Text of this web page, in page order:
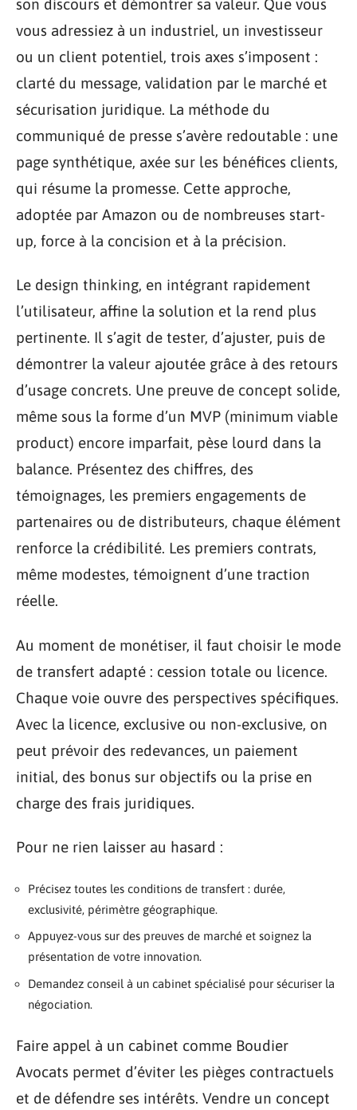
son discours et démontrer sa valeur. Que vous
vous adressiez à un industriel, un investisseur
ou un client potentiel, trois axes s’imposent :
clarté du message, validation par le marché et
sécurisation juridique. La méthode du
communiqué de presse s’avère redoutable : une
page synthétique, axée sur les bénéfices clients,
qui résume la promesse. Cette approche,
adoptée par Amazon ou de nombreuses start-
up, force à la concision et à la précision.
Le design thinking, en intégrant rapidement
l’utilisateur, affine la solution et la rend plus
pertinente. Il s’agit de tester, d’ajuster, puis de
démontrer la valeur ajoutée grâce à des retours
d’usage concrets. Une preuve de concept solide,
même sous la forme d’un MVP (minimum viable
product) encore imparfait, pèse lourd dans la
balance. Présentez des chiffres, des
témoignages, les premiers engagements de
partenaires ou de distributeurs, chaque élément
renforce la crédibilité. Les premiers contrats,
même modestes, témoignent d’une traction
réelle.
Au moment de monétiser, il faut choisir le mode
de transfert adapté : cession totale ou licence.
Chaque voie ouvre des perspectives spécifiques.
Avec la licence, exclusive ou non-exclusive, on
peut prévoir des redevances, un paiement
initial, des bonus sur objectifs ou la prise en
charge des frais juridiques.
Pour ne rien laisser au hasard :
Précisez toutes les conditions de transfert : durée,
exclusivité, périmètre géographique.
Appuyez-vous sur des preuves de marché et soignez la
présentation de votre innovation.
Demandez conseil à un cabinet spécialisé pour sécuriser la
négociation.
Faire appel à un cabinet comme Boudier
Avocats permet d’éviter les pièges contractuels
et de défendre ses intérêts. Vendre un concept